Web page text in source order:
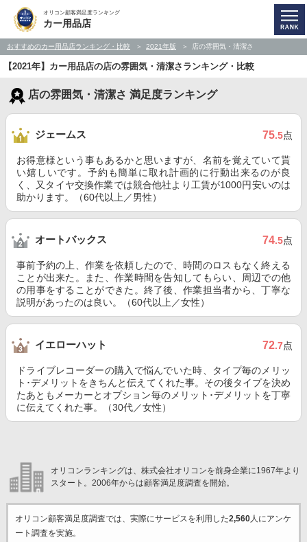
オリコン顧客満足度ランキング
カー用品店
おすすめのカー用品店ランキング・比較 2021年版 店の雰囲気・清潔さ
【2021年】カー用品店の店の雰囲気・清潔さランキング・比較
店の雰囲気・清潔さ 満足度ランキング
ジェームス 75.5点
お得意様という事もあるかと思いますが、名前を覚えていて貰
い嬉しいです。予約も簡単に取れ計画的に行動出来るのが良
く、又タイヤ交換作業では競合他社より工賃が1000円安いのは
助かります。（60代以上／男性）
オートバックス 74.5点
事前予約の上、作業を依頼したので、時間のロスもなく終える
ことが出来た。また、作業時間を告知してもらい、周辺での他
の用事をすることができた。終了後、作業担当者から、丁寧な
説明があったのは良い。（60代以上／女性）
イエローハット 72.7点
ドライブレコーダーの購入で悩んでいた時、タイプ毎のメリッ
ト･デメリットをきちんと伝えてくれた事。その後タイプを決め
たあともメーカーとオプション毎のメリット･デメリットを丁寧
に伝えてくれた事。（30代／女性）
オリコンランキングは、株式会社オリコンを前身企業に1967年より
スタート。2006年からは顧客満足度調査を開始。
オリコン顧客満足度調査では、実際にサービスを利用した2,560人にアンケ
ート調査を実施。